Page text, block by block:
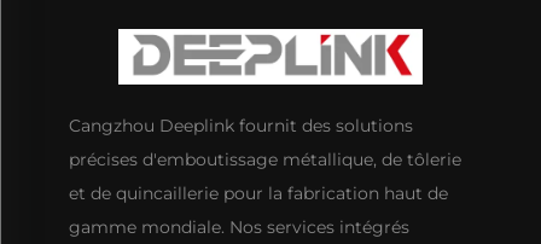
Cangzhou Deeplink fournit des solutions
précises d'emboutissage métallique, de tôlerie
et de quincaillerie pour la fabrication haut de
gamme mondiale. Nos services intégrés